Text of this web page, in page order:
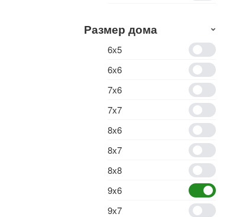
Размер дома
6х5
6х6
7х6
7х7
8х6
8х7
8х8
9x6
9х7